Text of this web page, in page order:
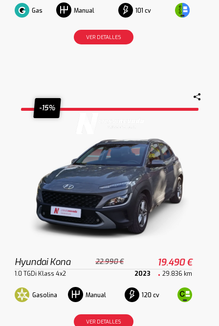
Gas Manual 101 cv
VER DETALLES
-15%
Hyundai Kona 22.990 € 19.490 €
1.0 TGDi Klass 4x2 2023 29.836 km
Gasolina Manual 120 cv
VER DETALLES